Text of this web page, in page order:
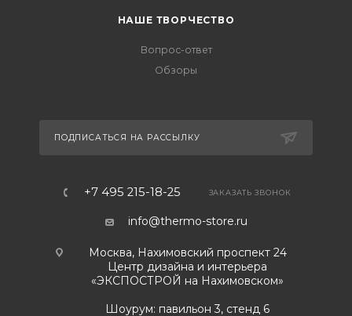
НАШЕ ТВОРЧЕСТВО
Вопрос-ответ
Обзоры
ПОДПИСАТЬСЯ НА РАССЫЛКУ
+7 495 215-18-25 ЗАКАЗАТЬ ЗВОНОК
info@thermo-store.ru
Москва, Нахимовский проспект 24
Центр дизайна и интерьера
«ЭКСПОСТРОЙ на Нахимовском»
Шоурум: павильон 3, стенд 6